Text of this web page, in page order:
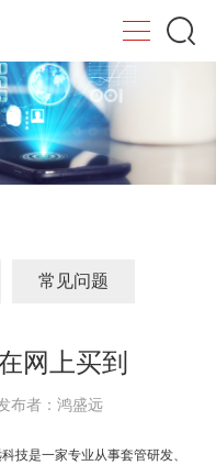
常见问题
网上买到
布者：鸿盛远
技是一家专业从事套管研发、